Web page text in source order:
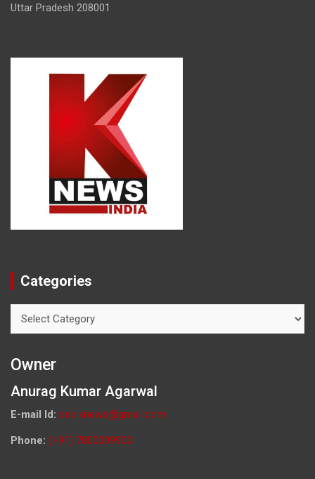
Uttar Pradesh 208001
Categories
Owner
Anurag Kumar Agarwal
E-mail Id: ceo.knews@gmail.com
Phone: (+91) 7800009900